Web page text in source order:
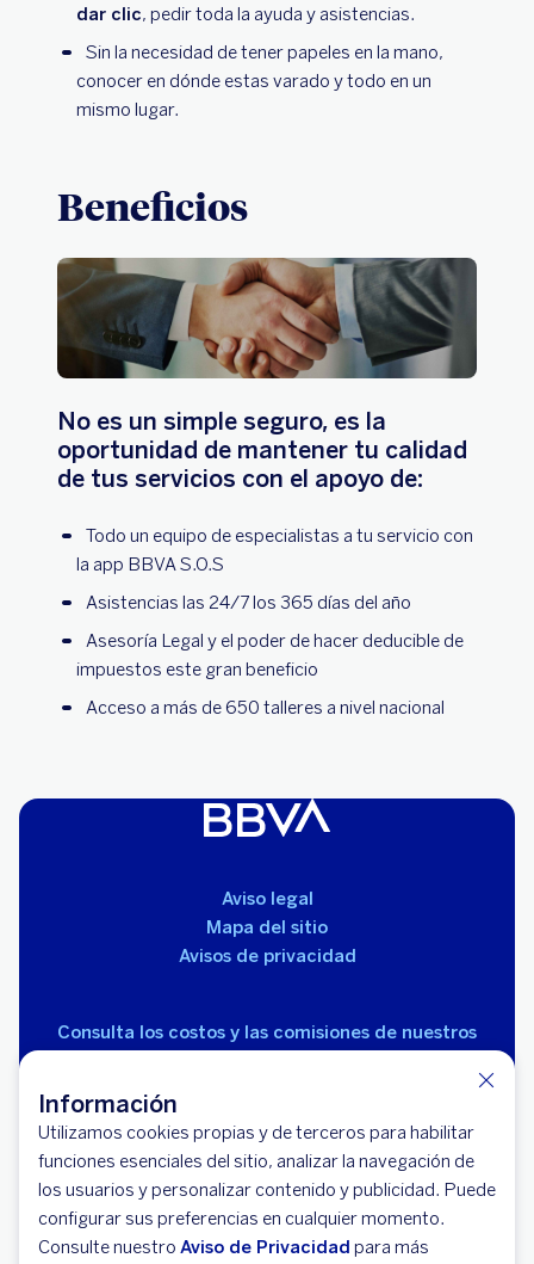
Información
Utilizamos cookies propias y de terceros para habilitar
funciones esenciales del sitio, analizar la navegación de
los usuarios y personalizar contenido y publicidad. Puede
configurar sus preferencias en cualquier momento.
Consulte nuestro Aviso de Privacidad para más
dar clic, pedir toda la ayuda y asistencias.
Sin la necesidad de tener papeles en la mano,
conocer en dónde estas varado y todo en un
mismo lugar.
Beneficios
No es un simple seguro, es la
oportunidad de mantener tu calidad
de tus servicios con el apoyo de:
Todo un equipo de especialistas a tu servicio con
la app BBVA S.O.S
Asistencias las 24/7 los 365 días del año
Asesoría Legal y el poder de hacer deducible de
impuestos este gran beneficio
Acceso a más de 650 talleres a nivel nacional
Aviso legal
Mapa del sitio
Avisos de privacidad
Consulta los costos y las comisiones de nuestros
© 2026 BBVA México, S.A., Institución de Banca
Múltiple, Grupo Financiero BBVA México. Avenida Paseo